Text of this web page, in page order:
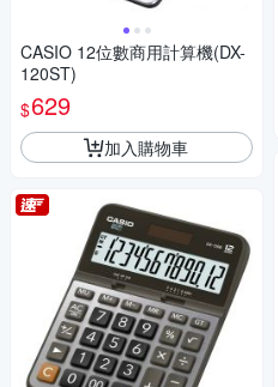
CASIO 12位數商用計算機(DX-
120ST)
$629
加入購物車